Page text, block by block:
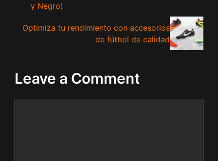
y Negro)
Optimiza tu rendimiento con accesorios
de fútbol de calidad
Leave a Comment